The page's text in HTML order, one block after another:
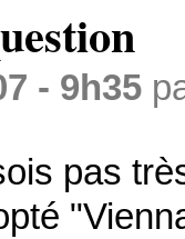
- 9h35
pas